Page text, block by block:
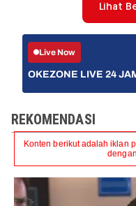
Lihat
Live Now
OKEZONE LIVE 24